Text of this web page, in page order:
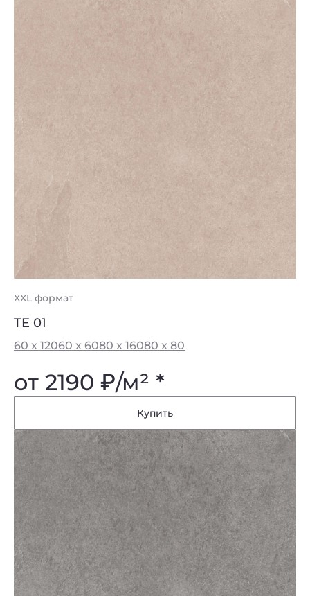
XXL формат
TE 01
60 x 12060 x 6080 x 16080 x 80
от 2190 ₽/м² *
Купить